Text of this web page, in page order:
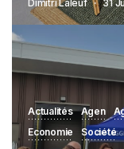
Dimitri Laleuf 31
Actualités Agen
Economie
Société